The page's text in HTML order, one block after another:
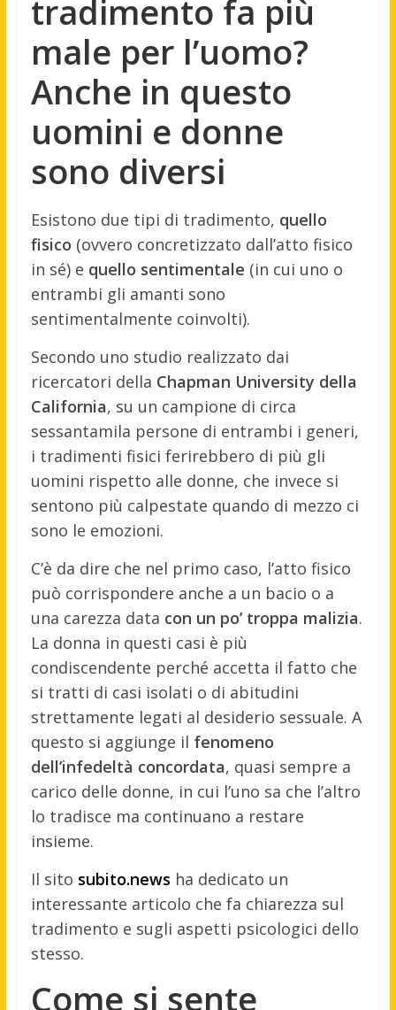
tradimento fa più
male per l’uomo?
Anche in questo
uomini e donne
sono diversi
Esistono due tipi di tradimento, quello
fisico (ovvero concretizzato dall’atto fisico
in sé) e quello sentimentale (in cui uno o
entrambi gli amanti sono
sentimentalmente coinvolti).
Secondo uno studio realizzato dai
ricercatori della Chapman University della
California, su un campione di circa
sessantamila persone di entrambi i generi,
i tradimenti fisici ferirebbero di più gli
uomini rispetto alle donne, che invece si
sentono più calpestate quando di mezzo ci
sono le emozioni.
C’è da dire che nel primo caso, l’atto fisico
può corrispondere anche a un bacio o a
una carezza data con un po’ troppa malizia.
La donna in questi casi è più
condiscendente perché accetta il fatto che
si tratti di casi isolati o di abitudini
strettamente legati al desiderio sessuale. A
questo si aggiunge il fenomeno
dell’infedeltà concordata, quasi sempre a
carico delle donne, in cui l’uno sa che l’altro
lo tradisce ma continuano a restare
insieme.
Il sito subito.news ha dedicato un
interessante articolo che fa chiarezza sul
tradimento e sugli aspetti psicologici dello
stesso.
Come si sente